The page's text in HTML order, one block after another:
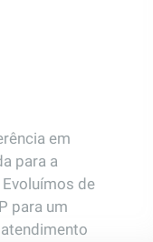
em
para a
de
para um